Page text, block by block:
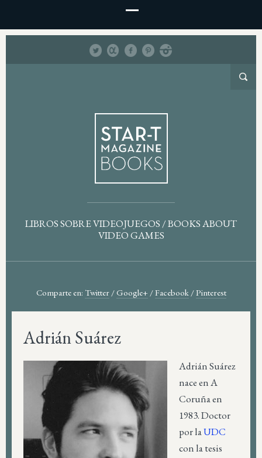
LIBROS SOBRE VIDEOJUEGOS / BOOKS ABOUT
VIDEO GAMES
Comparte en: Twitter /Google+ /Facebook /Pinterest
Adrián Suárez
Adrián Suárez
nace en A
Coruña en
1983. Doctor
por laUDC
con la tesis